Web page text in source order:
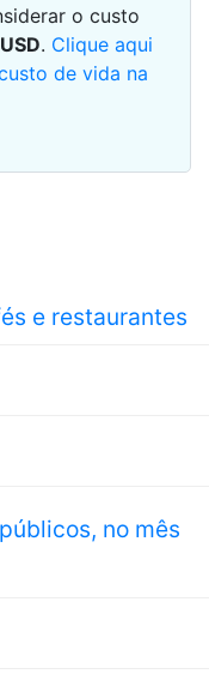
e restaurantes
no mês
o custo
USD. Clique aqui
de vida na